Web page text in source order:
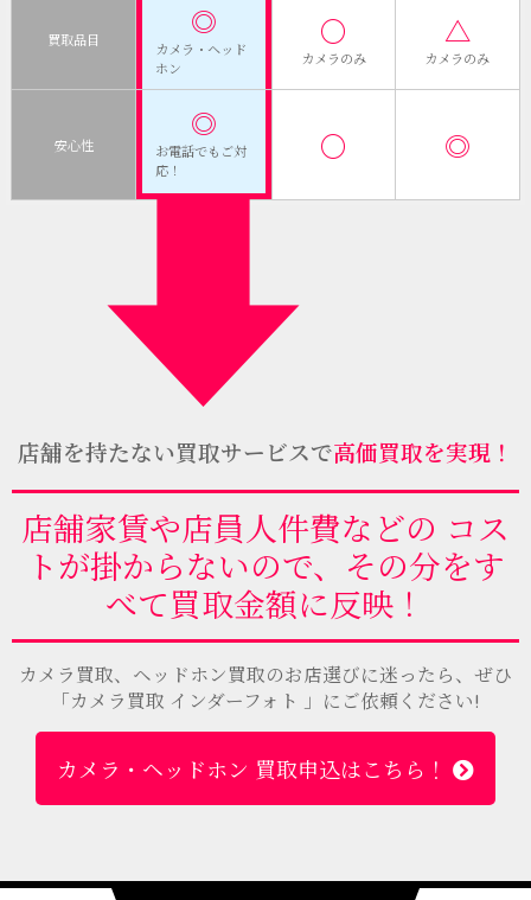
買取品目 ◎
カメラ・ヘッド
ホン
〇
カメラのみ
△
カメラのみ
安心性
◎
お電話でもご対
応！
〇 ◎
店舗を持たない買取サービスで高価買取を実現！
店舗家賃や店員人件費などの コス
トが掛からないので、その分をす
べて買取金額に反映！
カメラ買取、ヘッドホン買取のお店選びに迷ったら、ぜひ
「カメラ買取 インダーフォト 」にご依頼ください!
カメラ・ヘッドホン 買取申込はこちら！